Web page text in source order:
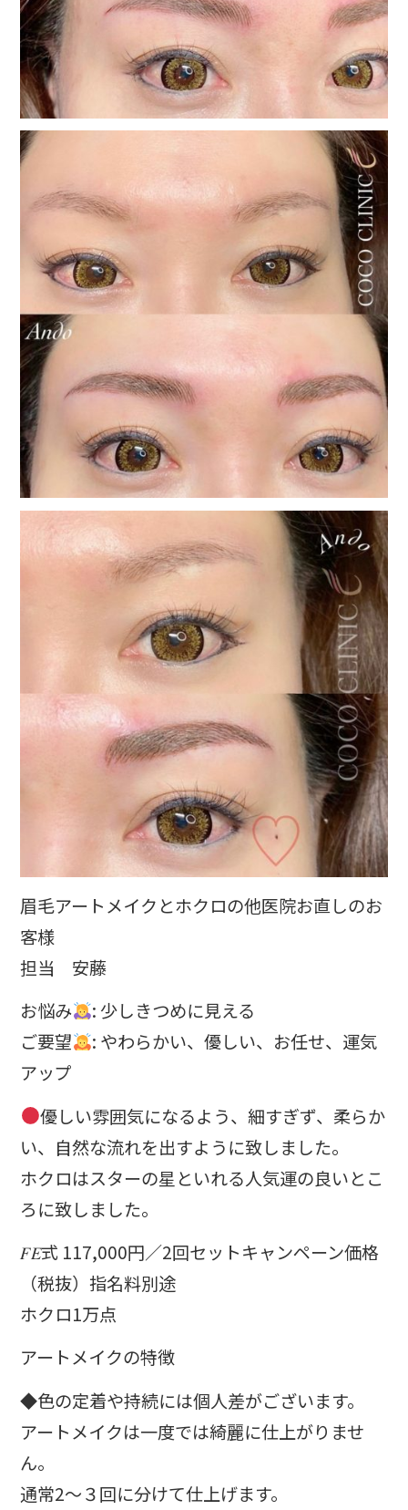
眉毛アートメイクとホクロの他医院お直しのお
客様
担当 安藤
お悩み
: 少しきつめに見える
ご要望
: やわらかい、優しい、お任せ、運気
アップ
優しい雰囲気になるよう、細すぎず、柔らか
い、自然な流れを出すように致しました。
ホクロはスターの星といれる人気運の良いとこ
ろに致しました。
𝐹𝐸式 117,000円／2回セットキャンペーン価格
（税抜）指名料別途
ホクロ1万点
アートメイクの特徴
◆色の定着や持続には個人差がございます。
アートメイクは一度では綺麗に仕上がりませ
ん。
通常2〜３回に分けて仕上げます。